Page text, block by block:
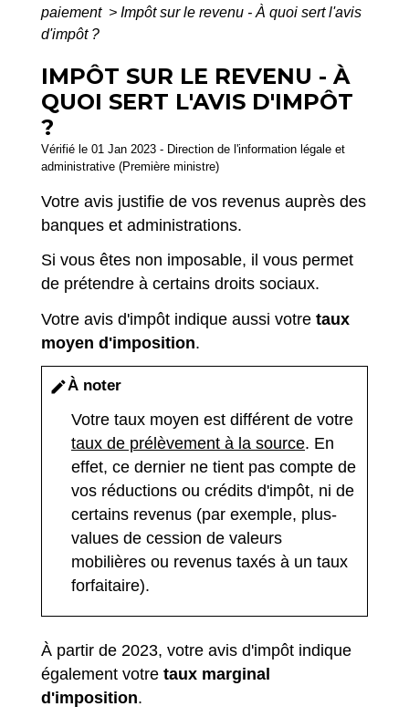
paiement > Impôt sur le revenu - À quoi sert l'avis
d'impôt ?
IMPÔT SUR LE REVENU - À
QUOI SERT L'AVIS D'IMPÔT
?
Vérifié le 01 Jan 2023 - Direction de l'information légale et
administrative (Première ministre)
Votre avis justifie de vos revenus auprès des
banques et administrations.
Si vous êtes non imposable, il vous permet
de prétendre à certains droits sociaux.
Votre avis d'impôt indique aussi votre taux
moyen d'imposition.
editÀ noter
Votre taux moyen est différent de votre
taux de prélèvement à la source. En
effet, ce dernier ne tient pas compte de
vos réductions ou crédits d'impôt, ni de
certains revenus (par exemple, plus-
values de cession de valeurs
mobilières ou revenus taxés à un taux
forfaitaire).
À partir de 2023, votre avis d'impôt indique
également votre taux marginal
d'imposition.